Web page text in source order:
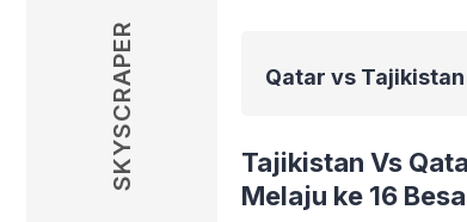
SKYSCRAPER Qatar vs Tajikistan
Tajikistan Vs
Melaju ke 16